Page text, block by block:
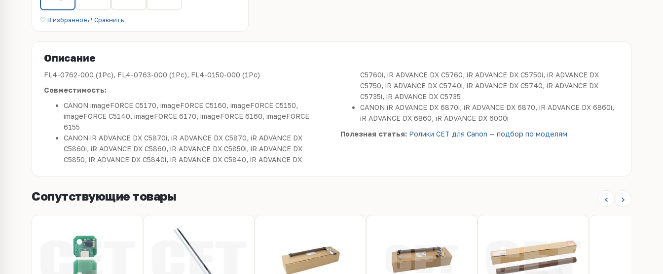
♡ В избранное⇄ Сравнить
Описание
FL4-0762-000 (1Pc), FL4-0763-000 (1Pc), FL4-0150-000 (1Pc)
Совместимость:
CANON imageFORCE C5170, imageFORCE C5160, imageFORCE C5150,
imageFORCE C5140, imageFORCE 6170, imageFORCE 6160, imageFORCE
6155
CANON iR ADVANCE DX C5870i, iR ADVANCE DX C5870, iR ADVANCE DX
C5860i, iR ADVANCE DX C5860, iR ADVANCE DX C5850i, iR ADVANCE DX
C5850, iR ADVANCE DX C5840i, iR ADVANCE DX C5840, iR ADVANCE DX
C5760i, iR ADVANCE DX C5760, iR ADVANCE DX C5750i, iR ADVANCE DX
C5750, iR ADVANCE DX C5740i, iR ADVANCE DX C5740, iR ADVANCE DX
C5735i, iR ADVANCE DX C5735
CANON iR ADVANCE DX 6870i, iR ADVANCE DX 6870, iR ADVANCE DX 6860i,
iR ADVANCE DX 6860, iR ADVANCE DX 6000i
Полезная статья: Ролики CET для Canon — подбор по моделям
Сопутствующие товары ‹ ›